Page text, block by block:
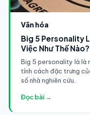
Văn hóa
Big 5 Personality
Việc Như Thế Nào?
Big 5 personality là là
tính cách đặc trưng
số nhà nghiên cứu.
Đọc bài →